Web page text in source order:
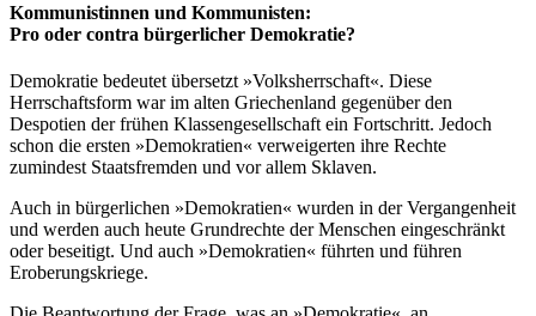
Kommunistinnen und Kommunisten:
Pro oder contra bürgerlicher Demokratie?
Demokratie bedeutet übersetzt »Volksherrschaft«. Diese
Herrschaftsform war im alten Griechenland gegenüber den
Despotien der frühen Klassengesellschaft ein Fortschritt. Jedoch
schon die ersten »Demokratien« verweigerten ihre Rechte
zumindest Staatsfremden und vor allem Sklaven.
Auch in bürgerlichen »Demokratien« wurden in der Vergangenheit
und werden auch heute Grundrechte der Menschen eingeschränkt
oder beseitigt. Und auch »Demokratien« führten und führen
Eroberungskriege.